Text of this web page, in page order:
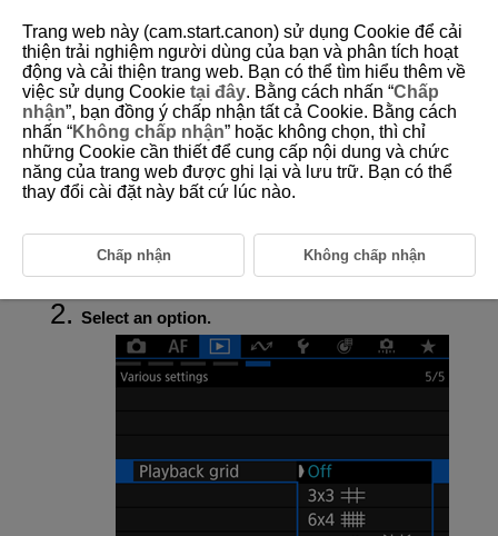
D388-171
Playback Grid
You can display a grid over still photos shown in single-image display on
Select an option.
Trang web này (cam.start.canon) sử dụng Cookie để cải
thiện trải nghiệm người dùng của bạn và phân tích hoạt
động và cải thiện trang web. Bạn có thể tìm hiểu thêm về
việc sử dụng Cookie tại đây. Bằng cách nhấn “Chấp
nhận”, bạn đồng ý chấp nhận tất cả Cookie. Bằng cách
nhấn “Không chấp nhận” hoặc không chọn, thì chỉ
những Cookie cần thiết để cung cấp nội dung và chức
năng của trang web được ghi lại và lưu trữ. Bạn có thể
thay đổi cài đặt này bất cứ lúc nào.
Chấp nhận Không chấp nhận